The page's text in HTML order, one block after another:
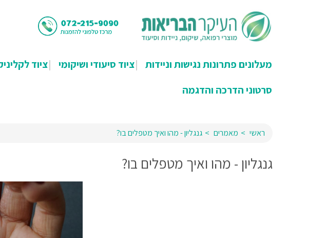
מעלונים פתרונות נגישות וניידות ציוד סיעודי ושיקומי ציוד
סרטוני הדרכה והדגמה
ראשי מאמרים גנגליון - מהו ואיך מטפלים בו?
גנגליון - מהו ואיך מטפלים בו?